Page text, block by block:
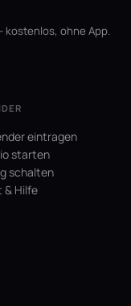
kostenlos, ohne App.
eintragen
starten
schalten
& Hilfe